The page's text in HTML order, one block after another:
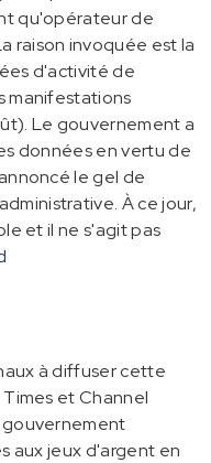
qu'opérateur de
raison invoquée est la
d'activité de
manifestations
Le gouvernement a
données en vertu de
le gel de
À ce jour,
et il ne s'agit pas
à diffuser cette
et Channel
gouvernement
aux jeux d'argent en